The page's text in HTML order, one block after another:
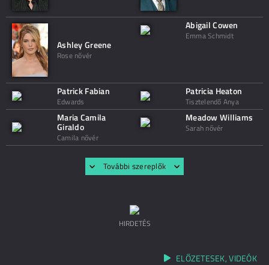
Ashley Greene
Rose nővér
Abigail Cowen
Emma Schmidt
Patrick Fabian
Edwards
Patricia Heaton
Tisztelendő Anya
Maria Camila
Giraldo
Camila nővér
Meadow Williams
Sarah nővér
További szereplők
HIRDETÉS
ELŐZETESEK, VIDEÓK